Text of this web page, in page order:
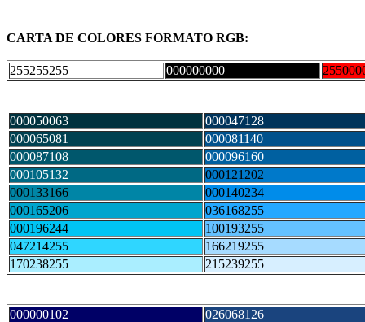
CARTA DE COLORES FORMATO RGB:
255255255 000000000
000050063
000047128
000065081
000081140
000087108
000096160
000105132
000121202
000133166
000140234
000165206
036168255
000196244
100193255
047214255
166219255
170238255
215239255
000000102
026068126